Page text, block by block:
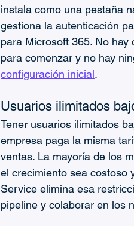
instala como una pestaña
gestiona la autenticación
para Microsoft 365. No
para comenzar y no hay
configuración inicial.
Usuarios ilimitados
Tener usuarios ilimitados
empresa paga la misma
ventas. La mayoría de los
el crecimiento sea costoso
Service elimina esa
pipeline y colaborar en los